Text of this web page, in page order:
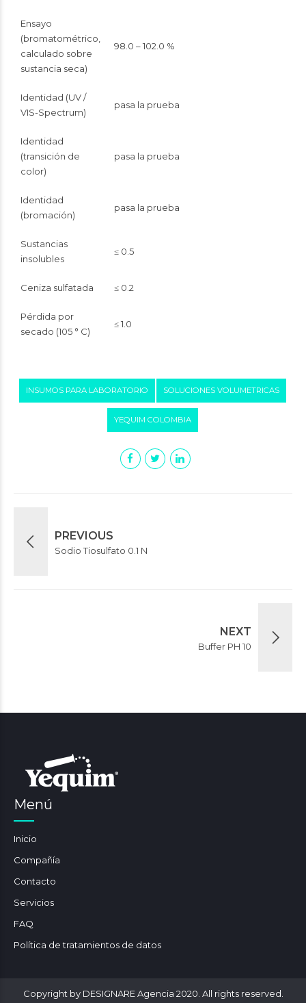
Ensayo
(bromatométrico,
calculado sobre
sustancia seca)
98.0 – 102.0 %
Identidad (UV /
VIS-Spectrum)
pasa la prueba
Identidad
(transición de
color)
pasa la prueba
Identidad
(bromación)
pasa la prueba
Sustancias
insolubles
≤ 0.5
Ceniza sulfatada ≤ 0.2
Pérdida por
secado (105 ° C)
≤ 1.0
INSUMOS PARA LABORATORIO SOLUCIONES VOLUMETRICAS
YEQUIM COLOMBIA
PREVIOUS
Sodio Tiosulfato 0.1 N
NEXT
Buffer PH 10
Menú
Inicio
Compañía
Contacto
Servicios
FAQ
Política de tratamientos de datos
Copyright by DESIGNARE Agencia 2020. All rights reserved.